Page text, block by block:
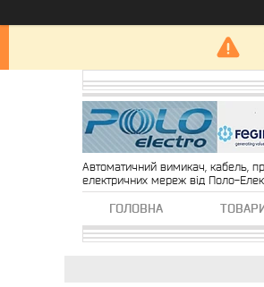
Автоматичний вимикач, кабель,
електричних мереж від Поло-
ГОЛОВНА